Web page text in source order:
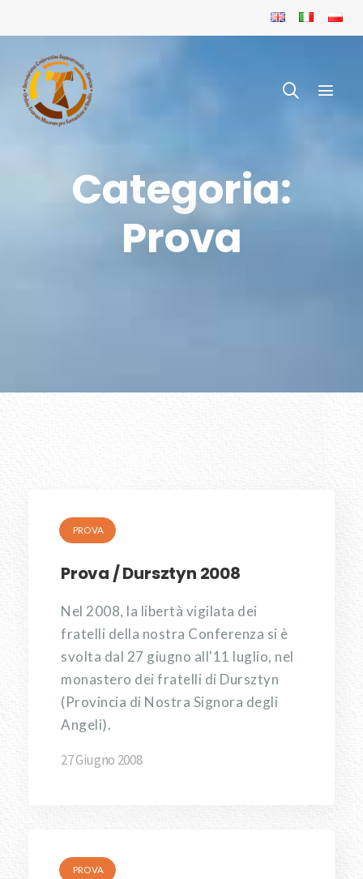
Categoria:
Prova
PROVA
Prova / Dursztyn 2008
Nel 2008, la libertà vigilata dei
fratelli della nostra Conferenza si è
svolta dal 27 giugno all'11 luglio, nel
monastero dei fratelli di Dursztyn
(Provincia di Nostra Signora degli
Angeli).
27 Giugno 2008
PROVA